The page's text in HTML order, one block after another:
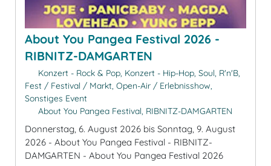
About You Pangea Festival 2026 -
RIBNITZ-DAMGARTEN
Konzert - Rock & Pop, Konzert - Hip-Hop, Soul, R'n'B,
Fest / Festival / Markt, Open-Air / Erlebnisshow,
Sonstiges Event
About You Pangea Festival, RIBNITZ-DAMGARTEN
Donnerstag, 6. August 2026 bis Sonntag, 9. August
2026 - About You Pangea Festival - RIBNITZ-
DAMGARTEN - About You Pangea Festival 2026